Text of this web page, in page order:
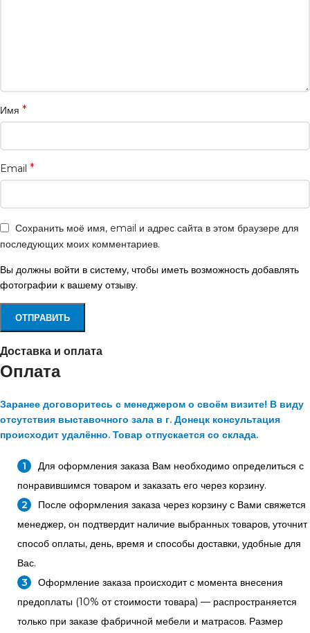
Имя *
Email *
Сохранить моё имя, email и адрес сайта в этом браузере для
последующих моих комментариев.
Вы должны войти в систему, чтобы иметь возможность добавлять
фотографии к вашему отзыву.
Доставка и оплата
Оплата
Заранее договоритесь с менеджером о своём визите! В виду
отсутствия выставочного зала в г. Донецк консультация
происходит удалённо. Товар отпускается со склада.
Для оформления заказа Вам необходимо определиться с
понравившимся товаром и заказать его через корзину.
После оформления заказа через корзину с Вами свяжется
менеджер, он подтвердит наличие выбранных товаров, уточнит
способ оплаты, день, время и способы доставки, удобные для
Вас.
Оформление заказа происходит с момента внесения
предоплаты (10% от стоимости товара) — распространяется
только при заказе фабричной мебели и матрасов. Размер